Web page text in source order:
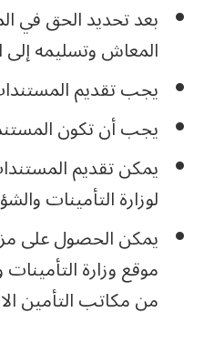
بعد تحديد الحق في
المعاش وتسليمه
يجب تقديم
يجب أن تكون
يمكن تقديم
لوزارة التأمينات
يمكن الحصول على
موقع وزارة
من مكاتب التأمين